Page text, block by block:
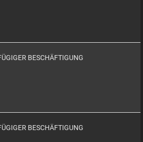
BESCHÄFTIGUNG
BESCHÄFTIGUNG